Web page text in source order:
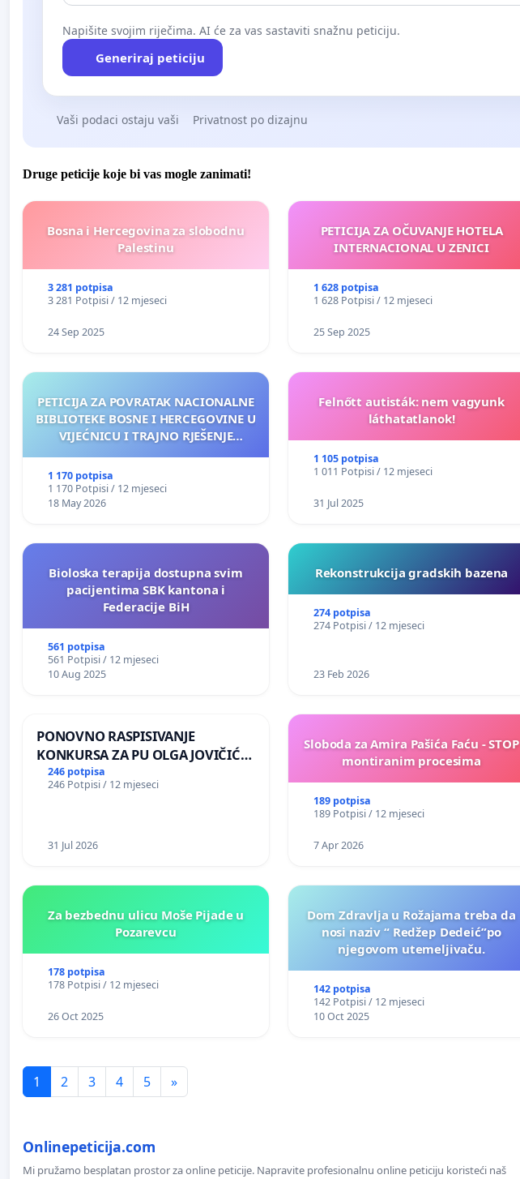
Napišite svojim riječima. AI će za vas sastaviti snažnu peticiju.
Generiraj peticiju
Vaši podaci ostaju vaši Privatnost po dizajnu
Druge peticije koje bi vas mogle zanimati!
Bosna i Hercegovina za slobodnu
Palestinu
3 281 potpisa
3 281 Potpisi / 12 mjeseci
24 Sep 2025
PETICIJA ZA OČUVANJE HOTELA
INTERNACIONAL U ZENICI
1 628 potpisa
1 628 Potpisi / 12 mjeseci
25 Sep 2025
PETICIJA ZA POVRATAK NACIONALNE
BIBLIOTEKE BOSNE I HERCEGOVINE U
VIJEĆNICU I TRAJNO RJEŠENJE
1 170 potpisa
1 170 Potpisi / 12 mjeseci
18 May 2026
Felnőtt autisták: nem vagyunk
láthatatlanok!
1 105 potpisa
1 011 Potpisi / 12 mjeseci
31 Jul 2025
Bioloska terapija dostupna svim
pacijentima SBK kantona i
Federacije BiH
561 potpisa
561 Potpisi / 12 mjeseci
10 Aug 2025
Rekonstrukcija gradskih bazena
274 potpisa
274 Potpisi / 12 mjeseci
23 Feb 2026
PONOVNO RASPISIVANJE
KONKURSA ZA PU OLGA JOVIČIĆ
RITA KRALJEVO
246 potpisa
246 Potpisi / 12 mjeseci
31 Jul 2026
Sloboda za Amira Pašića Faću - STOP
montiranim procesima
189 potpisa
189 Potpisi / 12 mjeseci
7 Apr 2026
Za bezbednu ulicu Moše Pijade u
Pozarevcu
178 potpisa
178 Potpisi / 12 mjeseci
26 Oct 2025
Dom Zdravlja u Rožajama treba da
nosi naziv “ Redžep Dedeić”po
njegovom utemeljivaču.
142 potpisa
142 Potpisi / 12 mjeseci
10 Oct 2025
1 2 3 4 5 »
Onlinepeticija.com
Mi pružamo besplatan prostor za online peticije. Napravite profesionalnu online peticiju koristeći naš